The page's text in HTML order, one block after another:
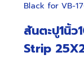
สันตะปู1นิ้ว
Strip